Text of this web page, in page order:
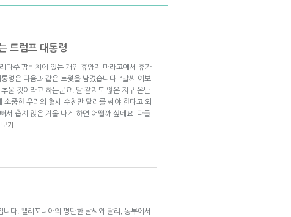
트럼프 대통령
다주 팜비치에 있는 개인 휴양지 마라고에서 휴가
령은 다음과 같은 트윗을 남겼습니다. “날씨 예보
울 것이라고 하는군요. 말 같지도 않은 지구 온난
중한 우리의 혈세 수천만 달러를 써야 한다고 외
서 춥지 않은 겨울 나게 하면 어떨까 싶네요. 다들
기
다. 캘리포니아의 평탄한 날씨와 달리, 동부에서